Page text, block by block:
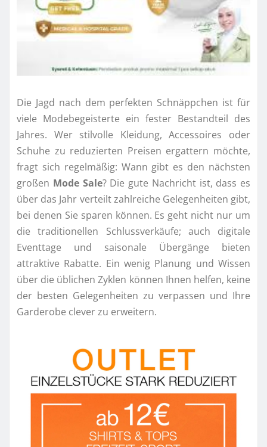
Die Jagd nach dem perfekten Schnäppchen ist für
viele Modebegeisterte ein fester Bestandteil des
Jahres. Wer stilvolle Kleidung, Accessoires oder
Schuhe zu reduzierten Preisen ergattern möchte,
fragt sich regelmäßig: Wann gibt es den nächsten
großen Mode Sale? Die gute Nachricht ist, dass es
über das Jahr verteilt zahlreiche Gelegenheiten gibt,
bei denen Sie sparen können. Es geht nicht nur um
die traditionellen Schlussverkäufe; auch digitale
Eventtage und saisonale Übergänge bieten
attraktive Rabatte. Ein wenig Planung und Wissen
über die üblichen Zyklen können Ihnen helfen, keine
der besten Gelegenheiten zu verpassen und Ihre
Garderobe clever zu erweitern.